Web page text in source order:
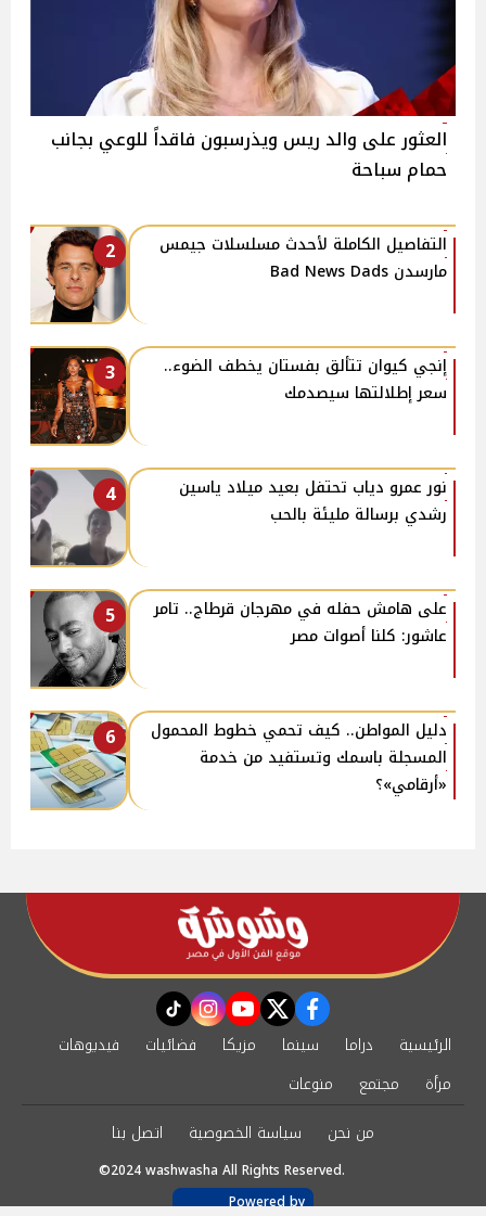
العثور على والد ريس ويذرسبون فاقداً للوعي بجانب
حمام سباحة
2
التفاصيل الكاملة لأحدث مسلسلات جيمس
مارسدن Bad News Dads
3
إنجي كيوان تتألق بفستان يخطف الضوء..
سعر إطلالتها سيصدمك
4
نور عمرو دياب تحتفل بعيد ميلاد ياسين
رشدي برسالة مليئة بالحب
5
على هامش حفله في مهرجان قرطاج.. تامر
عاشور: كلنا أصوات مصر
6
دليل المواطن.. كيف تحمي خطوط المحمول
المسجلة باسمك وتستفيد من خدمة
«أرقامي»؟
facebook
twitter
youtube
instagram
tiktok
الرئيسية دراما سينما مزيكا فضائيات
فيديوهات
مرأة
مجتمع
منوعات
من نحن
سياسة الخصوصية اتصل بنا
©2024 washwasha All Rights Reserved.
Powered by